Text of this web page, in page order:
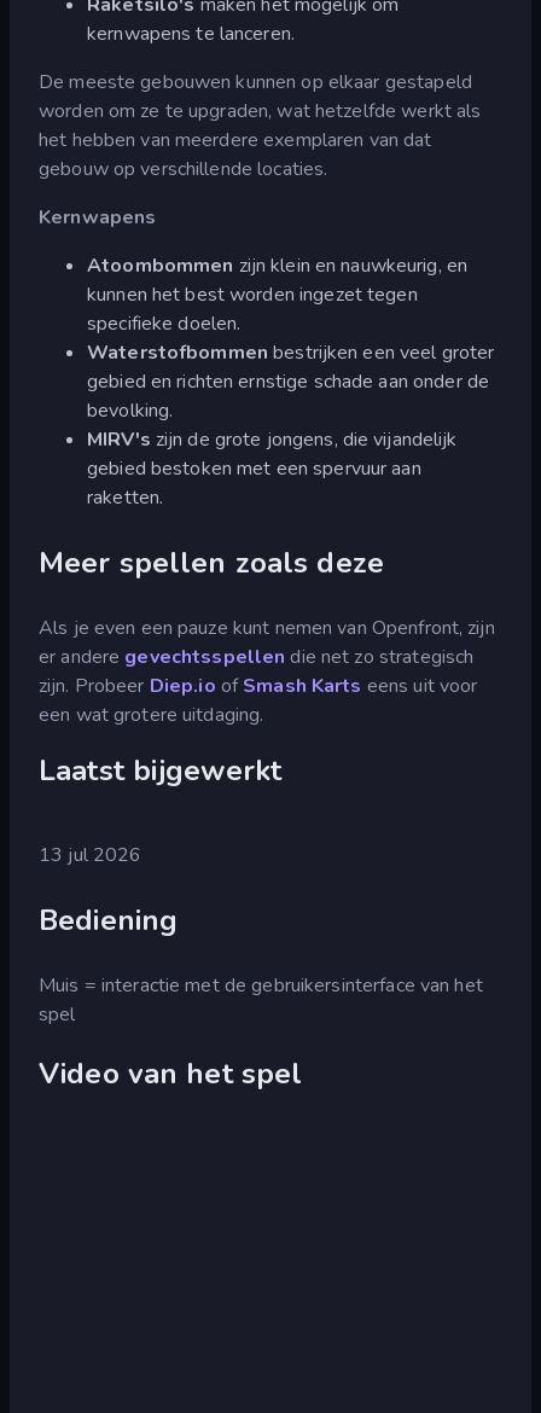
kernwapens te lanceren.
De meeste gebouwen kunnen op elkaar gestapeld
worden om ze te upgraden, wat hetzelfde werkt als
het hebben van meerdere exemplaren van dat
gebouw op verschillende locaties.
Kernwapens
Atoombommen zijn klein en nauwkeurig, en
kunnen het best worden ingezet tegen
specifieke doelen.
Waterstofbommen bestrijken een veel groter
gebied en richten ernstige schade aan onder de
bevolking.
MIRV's zijn de grote jongens, die vijandelijk
gebied bestoken met een spervuur aan
raketten.
Meer spellen zoals deze
Als je even een pauze kunt nemen van Openfront, zijn
er andere gevechtsspellen die net zo strategisch
zijn. Probeer Diep.io ofSmash Karts eens uit voor
een wat grotere uitdaging.
Laatst bijgewerkt
13 jul 2026
Bediening
Muis = interactie met de gebruikersinterface van het
spel
Video van het spel